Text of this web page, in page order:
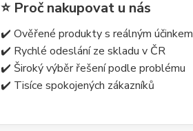
⭐ Proč nakupovat u nás
✔️ Ověřené produkty s reálným účinkem
✔️ Rychlé odeslání ze skladu v ČR
✔️ Široký výběr řešení podle problému
✔️ Tisíce spokojených zákazníků